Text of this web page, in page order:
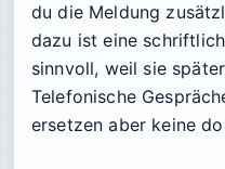
du die Meldung
dazu ist eine
sinnvoll, weil sie
Telefonische
ersetzen aber keine